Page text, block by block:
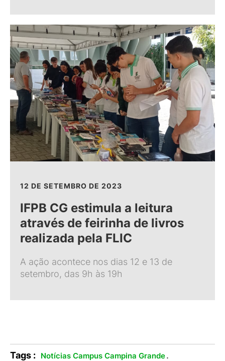
12 DE SETEMBRO DE 2023
IFPB CG estimula a leitura
através de feirinha de livros
realizada pela FLIC
A ação acontece nos dias 12 e 13 de
setembro, das 9h às 19h
Tags : Notícias Campus Campina Grande.